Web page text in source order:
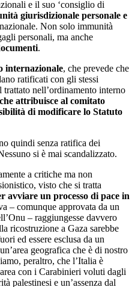
e il suo ‘consiglio di
giurisdizionale personale e
Non solo immunità
personali, ma anche
.
internazionale, che prevede che
ratificati con gli stessi
nell’ordinamento interno
attribuisce al comitato
di modificare lo Statuto
quindi senza ratifica dei
si è mai scandalizzato.
a critiche ma non
visto che si tratta
avviare un processo di pace in
– comunque approvata da un
– raggiungesse davvero
ricostruzione a Gaza sarebbe
ed essere esclusa da un
geografica che è di nostro
peraltro, che l’Italia è
con i Carabinieri voluti dagli
palestinesi e un’assenza dal